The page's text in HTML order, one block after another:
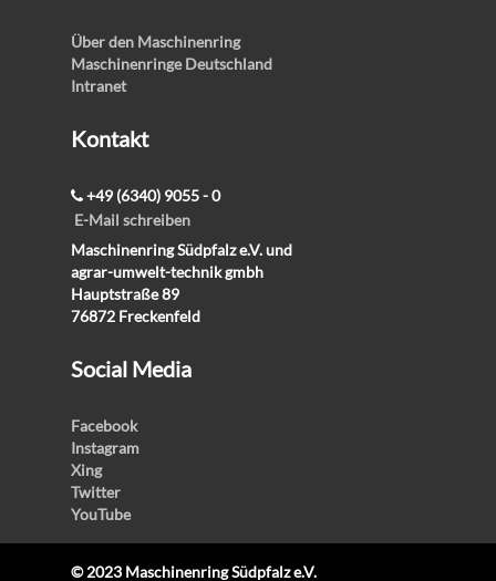
Über den Maschinenring
Maschinenringe Deutschland
Intranet
Kontakt
+49 (6340) 9055 - 0
E-Mail schreiben
Maschinenring Südpfalz e.V. und
agrar-umwelt-technik gmbh
Hauptstraße 89
76872 Freckenfeld
Social Media
Facebook
Instagram
Xing
Twitter
YouTube
© 2023 Maschinenring Südpfalz e.V.